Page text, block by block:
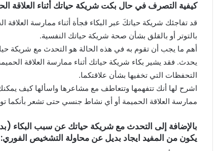
كيفية التصرف في حال بكت شريكة حياتك أثناء العلاقة
قد تفاجئك شريكة حياتكَ عبر البكاء فجأة أثناء ممارسة العلاقة
بالتوتر أو بالقلق بشأن صحة شريكة حياتك النفسية.
أهم ما يجب أن تقوم به في هذه الحالة هو التحدث مع شريكة
يحدث. فقد يشير بكاء شريكة حياتك أثناء ممارسة العلاقة
التحفظات التي تخفيها بشأن علاقتكما.
اشرح لها أنك تتفهمها وتتعاطف مع مشاعرها واسألها كيف
ممارسة العلاقة الحميمة أو أي نشاط جنسي حتى تشعر بأنكما
بالإضافة إلى التحدث مع شريكة حياتك عن سبب
يكون من المفيد ايجاد بديل عن محاولة التشخيص الفوري: